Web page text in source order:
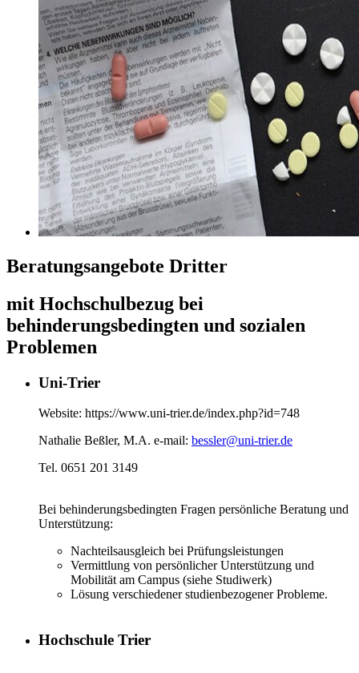
Beratungsangebote Dritter
mit Hochschulbezug bei
behinderungsbedingten und sozialen
Problemen
Uni-Trier
Website: https://www.uni-trier.de/index.php?id=748
Nathalie Beßler, M.A. e-mail: bessler@uni-trier.de
Tel. 0651 201 3149
Bei behinderungsbedingten Fragen persönliche Beratung und
Unterstützung:
Nachteilsausgleich bei Prüfungsleistungen
Vermittlung von persönlicher Unterstützung und
Mobilität am Campus (siehe Studiwerk)
Lösung verschiedener studienbezogener Probleme.
Hochschule Trier